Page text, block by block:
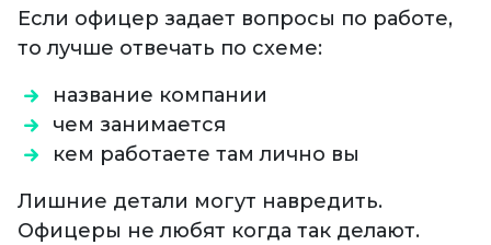
Если офицер задает вопросы по работе,
то лучше отвечать по схеме:
название компании
чем занимается
кем работаете там лично вы
Лишние детали могут навредить.
Офицеры не любят когда так делают.